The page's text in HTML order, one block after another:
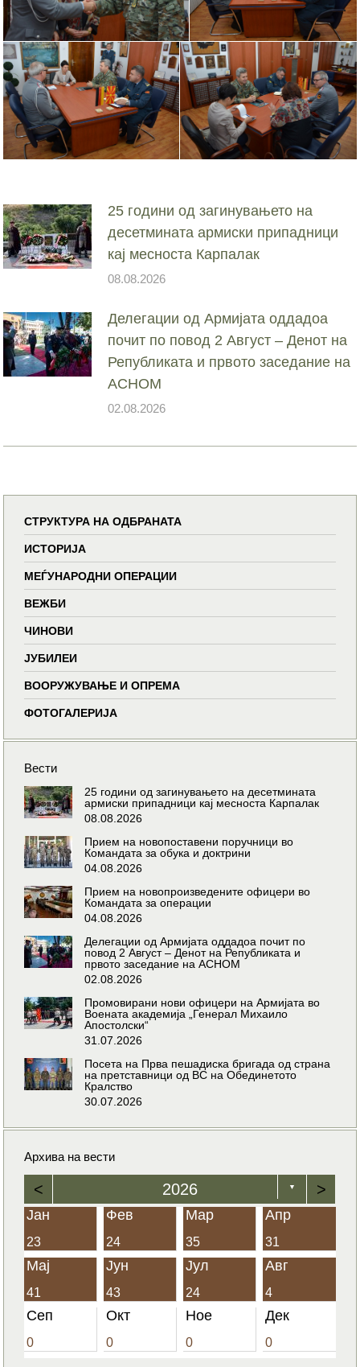
25 години од загинувањето на
десетмината армиски припадници
кај месноста Карпалак
08.08.2026
Делегации од Армијата оддадоа
почит по повод 2 Август – Денот на
Републиката и првото заседание на
АСНОМ
02.08.2026
СТРУКТУРА НА ОДБРАНАТА
ИСТОРИЈА
МЕЃУНАРОДНИ ОПЕРАЦИИ
ВЕЖБИ
ЧИНОВИ
ЈУБИЛЕИ
ВООРУЖУВАЊЕ И ОПРЕМА
ФОТОГАЛЕРИЈА
Вести
25 години од загинувањето на десетмината
армиски припадници кај месноста Карпалак
08.08.2026
Прием на новопоставени поручници во
Командата за обука и доктрини
04.08.2026
Прием на новопроизведените офицери во
Командата за операции
04.08.2026
Делегации од Армијата оддадоа почит по
повод 2 Август – Денот на Републиката и
првото заседание на АСНОМ
02.08.2026
Промовирани нови офицери на Армијата во
Воената академија „Генерал Михаило
Апостолски“
31.07.2026
Посета на Прва пешадиска бригада од страна
на претставници од ВС на Обединетото
Кралство
30.07.2026
Архива на вести
< 2026 ▼ >
Јан
23
Фев
24
Мар
35
Апр
31
Мај
41
Јун
43
Јул
24
Авг
4
Сеп
0
Окт
0
Ное
0
Дек
0